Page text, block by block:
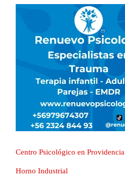
Centro Psicológico en Providencia
Horno Industrial